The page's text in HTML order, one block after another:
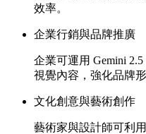
效率。
企業行銷與品牌推廣
企業可運用 Gemini
視覺內容，強化品牌
文化創意與藝術創作
藝術家與設計師可利